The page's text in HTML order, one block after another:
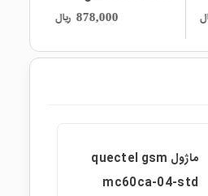
104,000 ریال
ماژول quectel gsm
mc60ca-04-std